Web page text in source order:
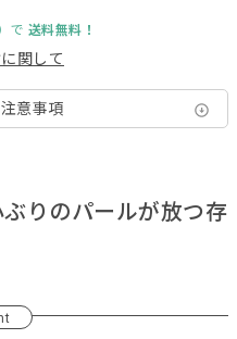
で 送料無料！
関して
意事項
りのパールが放つ存